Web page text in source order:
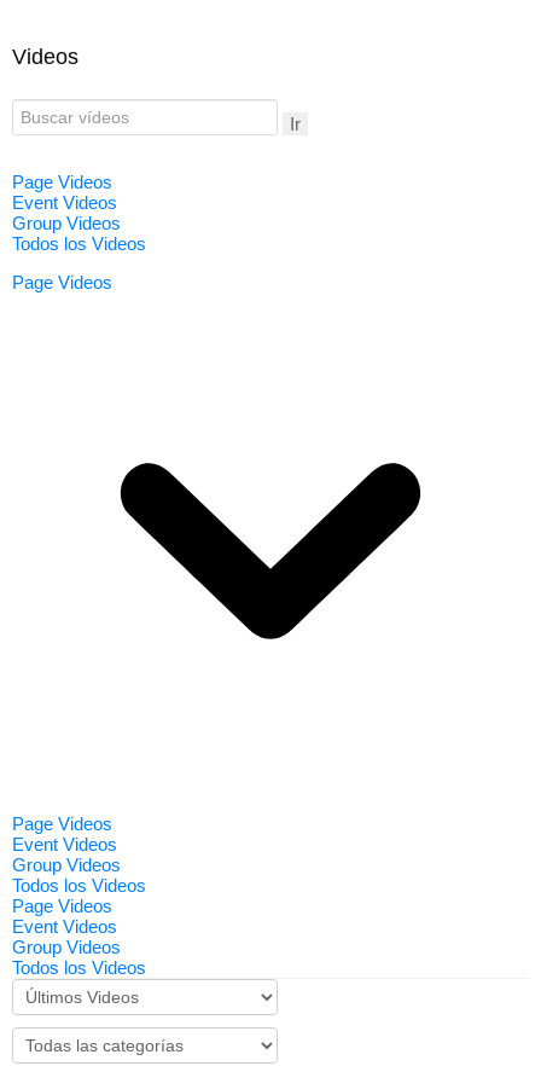
Videos
Ir
Page Videos
Event Videos
Group Videos
Todos los Videos
Page Videos
Page Videos
Event Videos
Group Videos
Todos los Videos
Page Videos
Event Videos
Group Videos
Todos los Videos